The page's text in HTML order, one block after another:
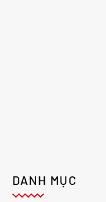
DANH MỤC